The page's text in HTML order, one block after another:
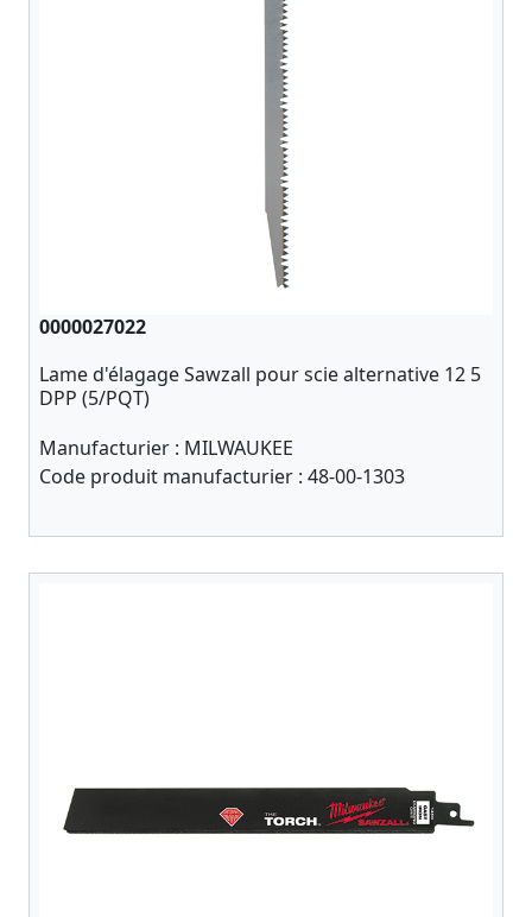
0000027022
Lame d'élagage Sawzall pour scie alternative 12 5
DPP (5/PQT)
Manufacturier : MILWAUKEE
Code produit manufacturier : 48-00-1303